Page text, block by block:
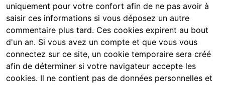
uniquement pour votre confort afin de ne pas avoir à
saisir ces informations si vous déposez un autre
commentaire plus tard. Ces cookies expirent au bout
d'un an. Si vous avez un compte et que vous vous
connectez sur ce site, un cookie temporaire sera créé
afin de déterminer si votre navigateur accepte les
cookies. Il ne contient pas de données personnelles et